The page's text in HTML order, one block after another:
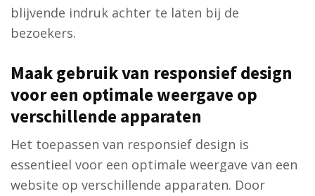
blijvende indruk achter te laten bij de
bezoekers.
Maak gebruik van responsief design
voor een optimale weergave op
verschillende apparaten
Het toepassen van responsief design is
essentieel voor een optimale weergave van een
website op verschillende apparaten. Door